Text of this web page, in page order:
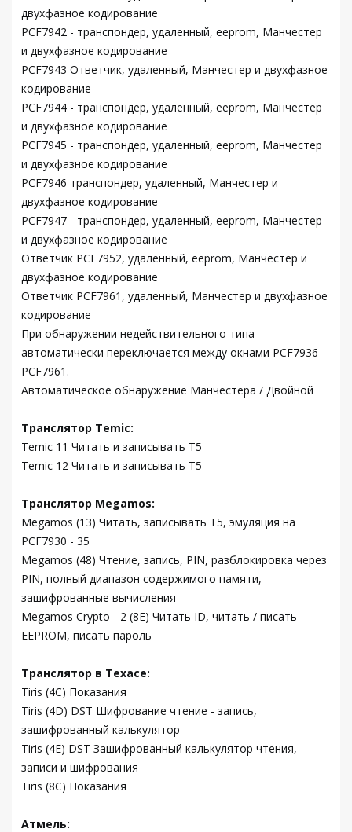
двухфазное кодирование
PCF7942 - транспондер, удаленный, eeprom, Манчестер
и двухфазное кодирование
PCF7943 Ответчик, удаленный, Манчестер и двухфазное
кодирование
PCF7944 - транспондер, удаленный, eeprom, Манчестер
и двухфазное кодирование
PCF7945 - транспондер, удаленный, eeprom, Манчестер
и двухфазное кодирование
PCF7946 транспондер, удаленный, Манчестер и
двухфазное кодирование
PCF7947 - транспондер, удаленный, eeprom, Манчестер
и двухфазное кодирование
Ответчик PCF7952, удаленный, eeprom, Манчестер и
двухфазное кодирование
Ответчик PCF7961, удаленный, Манчестер и двухфазное
кодирование
При обнаружении недействительного типа
автоматически переключается между окнами PCF7936 -
PCF7961.
Автоматическое обнаружение Манчестера / Двойной
Транслятор Temic:
Temic 11 Читать и записывать T5
Temic 12 Читать и записывать T5
Транслятор Megamos:
Megamos (13) Читать, записывать T5, эмуляция на
PCF7930 - 35
Megamos (48) Чтение, запись, PIN, разблокировка через
PIN, полный диапазон содержимого памяти,
зашифрованные вычисления
Megamos Crypto - 2 (8E) Читать ID, читать / писать
EEPROM, писать пароль
Транслятор в Техасе:
Tiris (4C) Показания
Tiris (4D) DST Шифрование чтение - запись,
зашифрованный калькулятор
Tiris (4E) DST Зашифрованный калькулятор чтения,
записи и шифрования
Tiris (8C) Показания
Атмель: